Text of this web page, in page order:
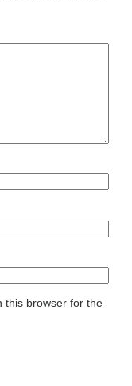
this browser for the